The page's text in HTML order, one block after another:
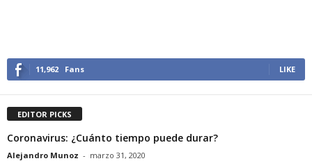
11,962 Fans LIKE
EDITOR PICKS
Coronavirus: ¿Cuánto tiempo puede durar?
Alejandro Munoz - marzo 31, 2020